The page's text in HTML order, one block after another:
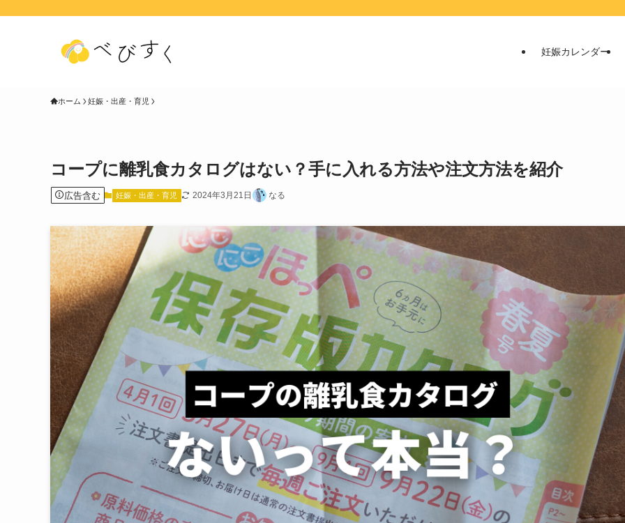
妊娠カレンダー
ホーム 妊娠・出産・育児
コープに離乳食カタログはない？手に入れる方法や注文方法を紹介
広告含む 妊娠・出産・育児 2024年3月21日 なる